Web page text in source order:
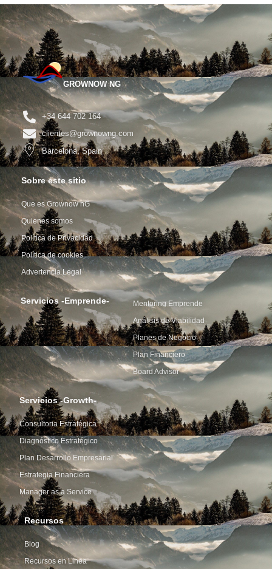
GROWNOW NG
+34 644 702 164
clientes@grownowng.com
Barcelona, Spain
Sobre este sitio
Que es Grownow nG
Quienes somos
Política de Privacidad
Política de cookies
Advertencia Legal
Servicios -Emprende-
Mentoring Emprende
Análisis de Viabilidad
Planes de Negocio
Plan Financiero
Board Advisor
Servicios -Growth-
Consultoria Estratégica
Diagnóstico Estratégico
Plan Desarrollo Empresarial
Estrategia Financiera
Manager as a Service
Recursos
Blog
Recursos en Linea